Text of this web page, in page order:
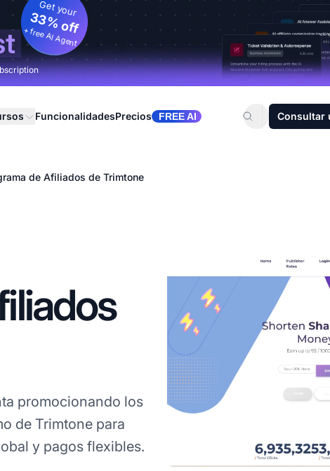
Get your
33% off
+ free AI Agent
FuncionalidadesPrecios FREE AI Consultar
de Afiliados de Trimtone
promocionando los
de Trimtone para
y pagos flexibles.